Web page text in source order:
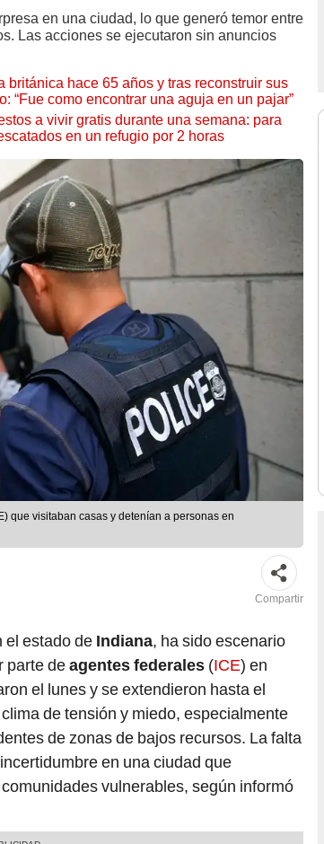
en una ciudad, lo que generó temor entre
Las acciones se ejecutaron sin anuncios
hace 65 años y tras reconstruir sus
“Fue como encontrar una aguja en un pajar”
a vivir gratis durante una semana: para
en un refugio por 2 horas
que visitaban casas y detenían a personas en
Compartir
el estado de Indiana, ha sido escenario
parte deagentes federales (ICE) en
el lunes y se extendieron hasta el
de tensión y miedo, especialmente
de zonas de bajos recursos. La falta
en una ciudad que
vulnerables, según informó